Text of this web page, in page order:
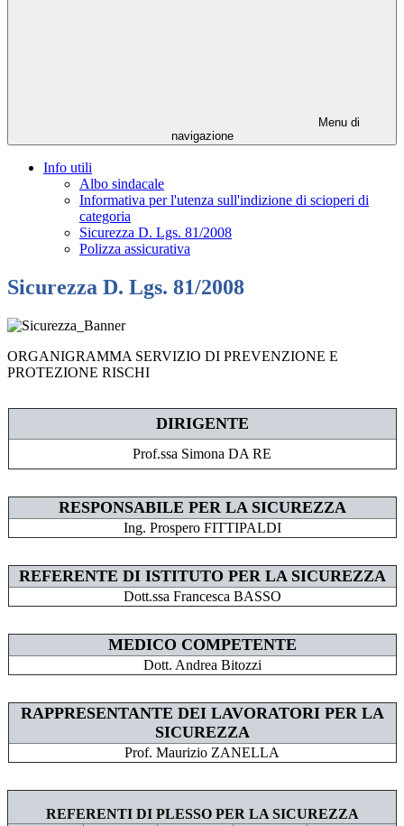
Menu di
navigazione
Info utili
Albo sindacale
Informativa per l'utenza sull'indizione di scioperi di
categoria
Sicurezza D. Lgs. 81/2008
Polizza assicurativa
Sicurezza D. Lgs. 81/2008
ORGANIGRAMMA SERVIZIO DI PREVENZIONE E
PROTEZIONE RISCHI
DIRIGENTE
Prof.ssa Simona DA RE
RESPONSABILE PER LA SICUREZZA
Ing. Prospero FITTIPALDI
REFERENTE DI ISTITUTO PER LA SICUREZZA
Dott.ssa Francesca BASSO
MEDICO COMPETENTE
Dott. Andrea Bitozzi
RAPPRESENTANTE DEI LAVORATORI PER LA
SICUREZZA
Prof. Maurizio ZANELLA
REFERENTI DI PLESSO PER LA SICUREZZA